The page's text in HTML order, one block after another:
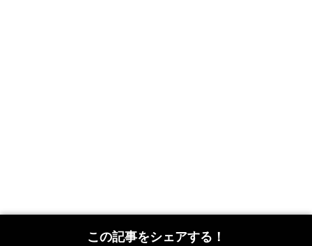
この記事をシェアする！